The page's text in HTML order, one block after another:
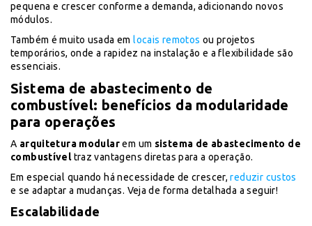
pequena e crescer conforme a demanda, adicionando novos
módulos.
Também é muito usada emlocais remotos ou projetos
temporários, onde a rapidez na instalação e a flexibilidade são
essenciais.
Sistema de abastecimento de
combustível: benefícios da modularidade
para operações
A arquitetura modularem um sistema de abastecimento de
combustíveltraz vantagens diretas para a operação.
Em especial quando há necessidade de crescer,reduzir custos
e se adaptar a mudanças. Veja de forma detalhada a seguir!
Escalabilidade